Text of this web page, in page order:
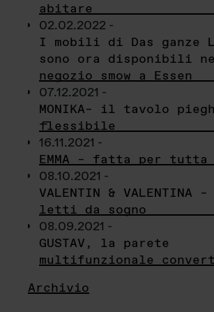
abitare
02.02.2022 -
I mobili di Das ganze
sono ora disponibili
negozio smow a Essen
07.12.2021 -
MONIKA– il tavolo
flessibile
16.11.2021 -
EMMA – fatta per
08.10.2021 -
VALENTIN & VALENTINA
letti da sogno
08.09.2021 -
GUSTAV, la parete
multifunzionale
Archivio